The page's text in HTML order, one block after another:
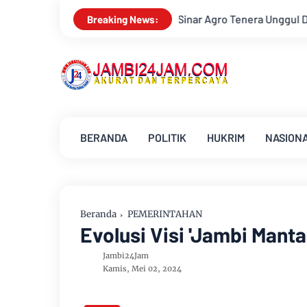
Breaking News:
PT Sinar Agro Tenera Unggul Dengan Warga Sipin Teluk Duren
BERANDA POLITIK HUKRIM
Beranda PEMERINTAHAN
Evolusi Visi 'Jambi
Jambi24Jam
Kamis, Mei 02, 2024